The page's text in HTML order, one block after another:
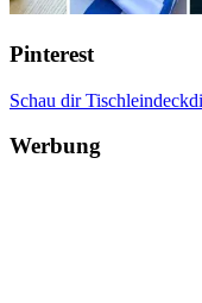
Pinterest
Schau dir
Werbung